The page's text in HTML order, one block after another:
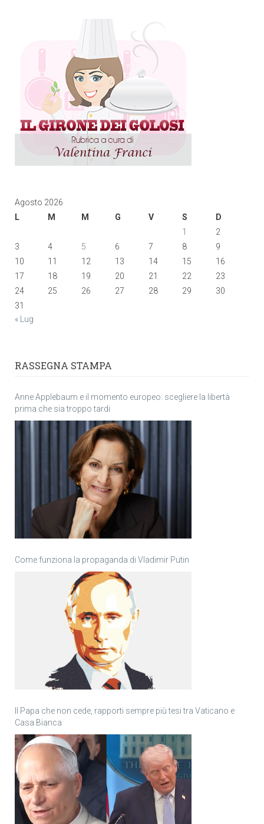
Agosto 2026
L
M M G V S
D
1
2
3
4 5 6 7 8
9
10
11 12 13 14 15
16
17
18 19 20 21 22
23
24
25 26 27 28 29
30
31
« Lug
RASSEGNA STAMPA
Anne Applebaum e il momento europeo: scegliere la libertà
prima che sia troppo tardi
Come funziona la propaganda di Vladimir Putin
Il Papa che non cede, rapporti sempre più tesi tra Vaticano e
Casa Bianca